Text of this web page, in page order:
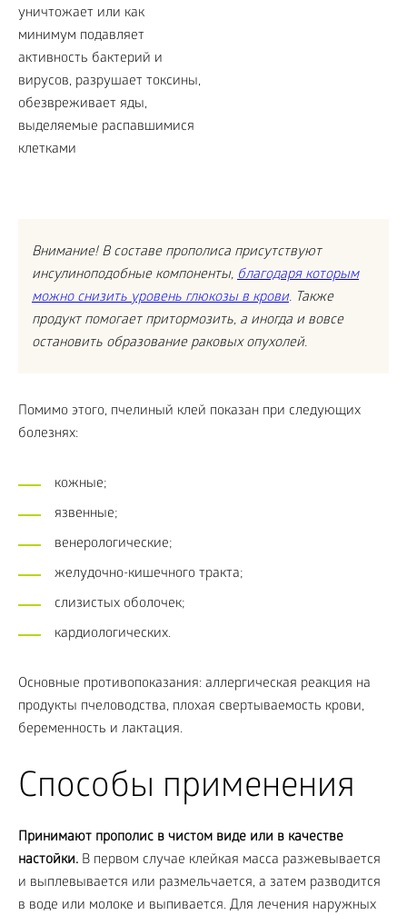
Внимание! В составе прополиса присутствуют
инсулиноподобные компоненты, благодаря которым
можно снизить уровень глюкозы в крови. Также
продукт помогает притормозить, а иногда и вовсе
остановить образование раковых опухолей.
Помимо этого, пчелиный клей показан при следующих
болезнях:
кожные;
язвенные;
венерологические;
желудочно-кишечного тракта;
слизистых оболочек;
кардиологических.
Основные противопоказания: аллергическая реакция на
продукты пчеловодства, плохая свертываемость крови,
беременность и лактация.
Способы применения
Принимают прополис в чистом виде или в качестве
настойки. В первом случае клейкая масса разжевывается
и выплевывается или размельчается, а затем разводится
в воде или молоке и выпивается. Для лечения наружных